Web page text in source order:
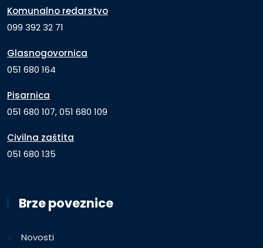
Komunalno redarstvo
099 392 32 71
Glasnogovornica
051 680 164
Pisarnica
051 680 107, 051 680 109
Civilna zaštita
051 680 135
Brze poveznice
Novosti